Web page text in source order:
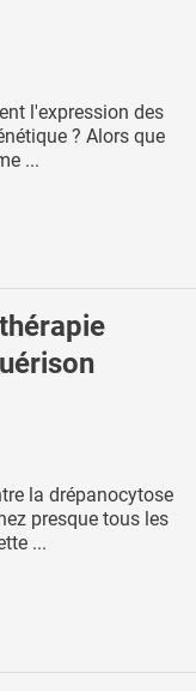
l'expression des
? Alors que
...
la drépanocytose
presque tous les
...